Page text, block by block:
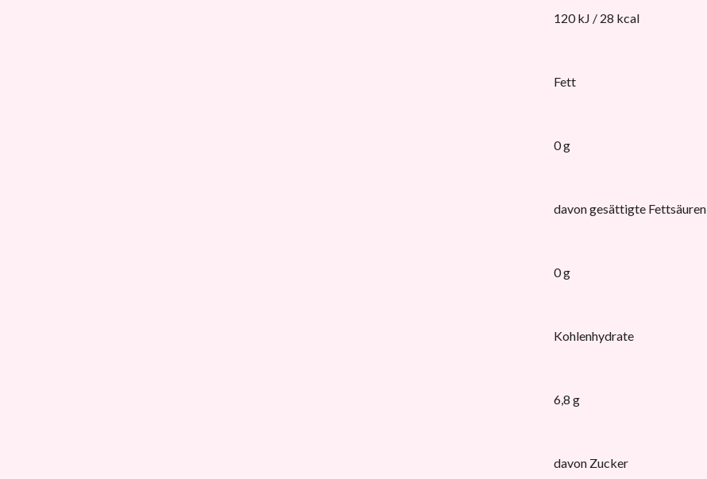
120 kJ / 28 kcal
Fett
0 g
davon gesättigte Fettsäuren
0 g
Kohlenhydrate
6,8 g
davon Zucker